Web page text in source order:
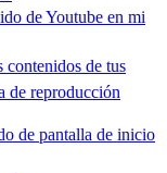
de Youtube en mi
de tus
de reproducción
de pantalla de inicio